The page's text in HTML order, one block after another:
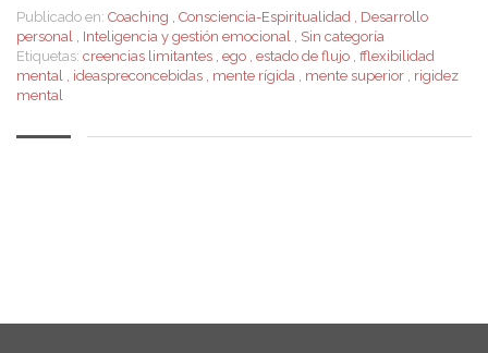
Publicado en: Coaching , Consciencia-Espiritualidad , Desarrollo
personal , Inteligencia y gestión emocional , Sin categoría
Etiquetas: creencias limitantes , ego , estado de flujo , fflexibilidad
mental , ideaspreconcebidas , mente rígida , mente superior , rigidez
mental